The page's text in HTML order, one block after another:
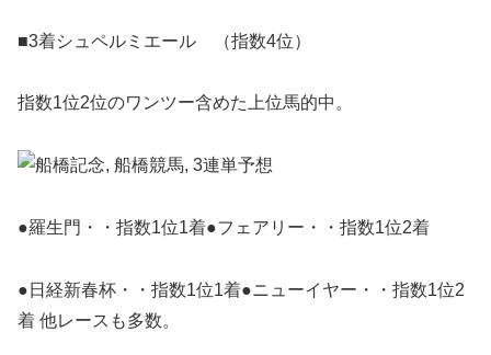
■3着シュペルミエール （指数4位）
指数1位2位のワンツー含めた上位馬的中。
●羅生門・・指数1位1着●フェアリー・・指数1位2着
●日経新春杯・・指数1位1着●ニューイヤー・・指数1位2
着 他レースも多数。